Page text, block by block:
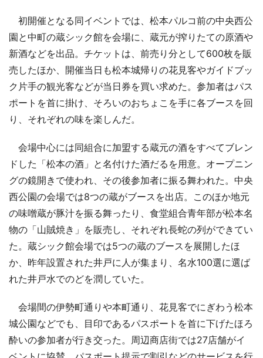
初開催となる同イベントでは、松本パルコ前の中央西公
園と中町の蔵シック館を会場に、蔵元が搾りたての原酒や
新酒などを出品。チケットは、前売り分として600枚を販
売したほか、開催当日も松本城帰りの花見客やガイドブッ
ク片手の観光客などが当日券を買い求めた。参加者はパス
ポートを首に掛け、そろいのおちょこを手に各ブースを回
り、それぞれの味を楽しんだ。
会場中心には同組合に加盟する蔵元の酒をすべてブレン
ドした「松本の酒」と名付けた酒だるを用意。オープニン
グの鏡開きで使われ、その後参加者に振る舞われた。中央
西公園の会場では8つの蔵がブースを出店。このほか地元
の味噌蔵が豚汁を振る舞ったり、食堂組合青年部が松本名
物の「山賊焼き」を販売し、それぞれ長蛇の列ができてい
た。蔵シック館会場では5つの蔵のブースを展開したほ
か、昨年設置された井戸に人が集まり、名水100選に選ば
れた井戸水でのどを潤していた。
会場間の伊勢町通りや本町通り、花見客でにぎわう松本
城公園などでも、目印であるパスポートを首に下げたほろ
酔いの参加者が行き交った。周辺商店街では27店舗がイ